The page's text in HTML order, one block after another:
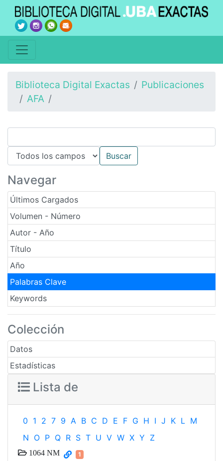
Biblioteca Digital Exactas
Publicaciones
AFA
Navegar
Últimos Cargados
Volumen - Número
Autor - Año
Título
Año
Palabras Clave
Keywords
Colección
Datos
Estadísticas
Lista de
0 1 2 7 9 A B C D E F G H I J K L M
N O P Q R S T U V W X Y Z
1064 NM 1